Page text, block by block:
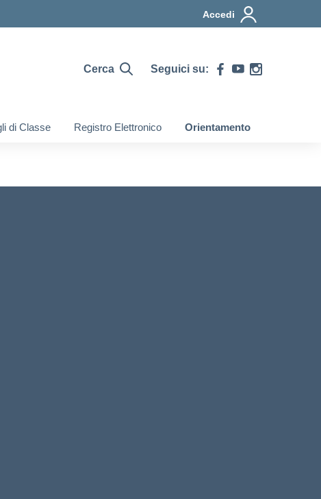
Accedi
Cerca Seguici su:
di Classe Registro Elettronico Orientamento